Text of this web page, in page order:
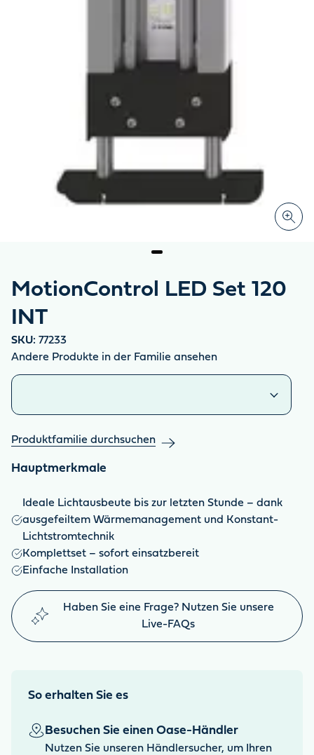
MotionControl LED Set 120
INT
SKU: 77233
Andere Produkte in der Familie ansehen
Ähnliche Produkte
Produktfamilie durchsuchen
Hauptmerkmale
Ideale Lichtausbeute bis zur letzten Stunde – dank
ausgefeiltem Wärmemanagement und Konstant-
Lichtstromtechnik
Komplettset – sofort einsatzbereit
Einfache Installation
Haben Sie eine Frage? Nutzen Sie unsere
Live-FAQs
So erhalten Sie es
Besuchen Sie einen Oase-Händler
Nutzen Sie unseren Händlersucher, um Ihren